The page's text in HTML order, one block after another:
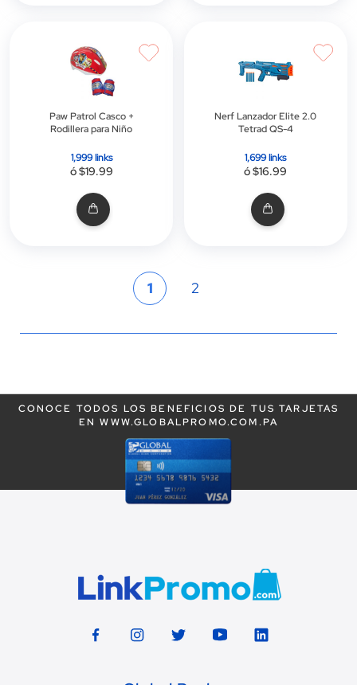
Paw Patrol Casco +
Rodillera para Niño
1,999 links
ó $19.99
Nerf Lanzador Elite 2.0
Tetrad QS-4
1,699 links
ó $16.99
Actualmente
página
1 Página
2
CONOCE TODOS LOS BENEFICIOS DE TUS TARJETAS
EN WWW.GLOBALPROMO.COM.PA